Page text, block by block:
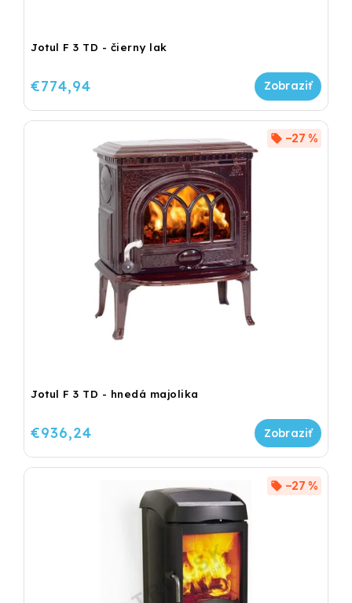
Jotul F 3 TD - čierny lak
€774,94
Jotul F 3 TD - hnedá majolika
–27 %
€936,24
–27 %